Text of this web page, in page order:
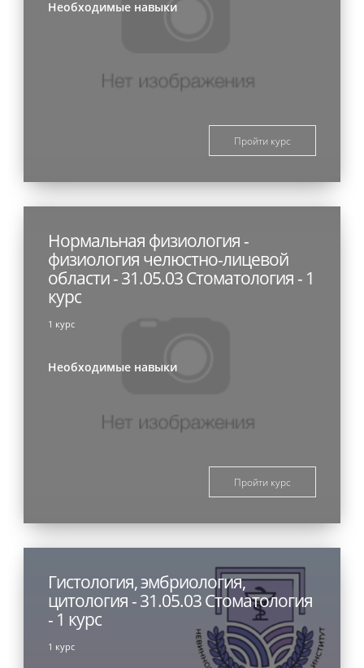
Необходимые навыки
Пройти курс
Нормальная физиология -
физиология челюстно-лицевой
области - 31.05.03 Стоматология - 1
курс
1 курс
Необходимые навыки
Пройти курс
Гистология, эмбриология,
цитология - 31.05.03 Стоматология
- 1 курс
1 курс